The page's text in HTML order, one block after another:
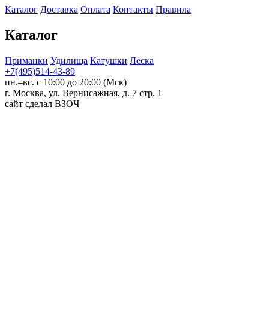
Каталог Доставка Оплата Контакты Правила
Каталог
Приманки Удилища Катушки Леска
+7(495)514-43-89
пн.–вс. с 10:00 до 20:00 (Мск)
г. Москва, ул. Вернисажная, д. 7 стр. 1
сайт сделал ВЗОЧ